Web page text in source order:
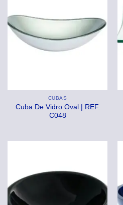
CUBAS
Cuba De Vidro Oval | REF.
C048